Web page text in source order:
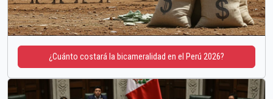
¿Cuánto costará la bicameralidad en el Perú 2026?